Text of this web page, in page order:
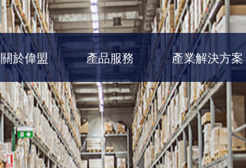
關於偉盟 產品服務 產業解決方案